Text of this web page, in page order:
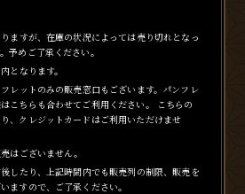
ますが、在庫の状況によっては売り切れとなっ
予めご了承ください。
となります。
レットのみの販売窓口もございます。パンフレ
こちらも合わせてご利用ください。 こちらの
、クレジットカードはご利用いただけませ
はございません。
したり、上記時間内でも販売列の制限、販売を
ますので、ご了承ください。